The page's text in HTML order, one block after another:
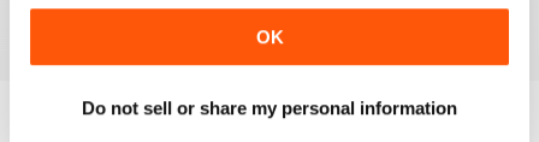
OK
Do not sell or share my personal information
Recensito 10 luglio 2019